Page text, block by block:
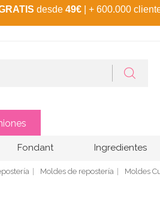
desde 49€ | + 600.000
Fondant Ingredientes
Moldes de repostería Moldes